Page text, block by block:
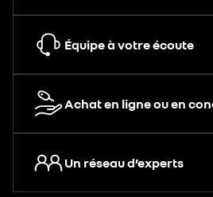
Équipe à votre écoute
Achat en ligne ou en
Un réseau d’experts